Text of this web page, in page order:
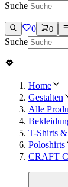
Suche
0 0
Suche
Home
Gestalten
Alle
T-Shirts
Poloshirts
CRAFT